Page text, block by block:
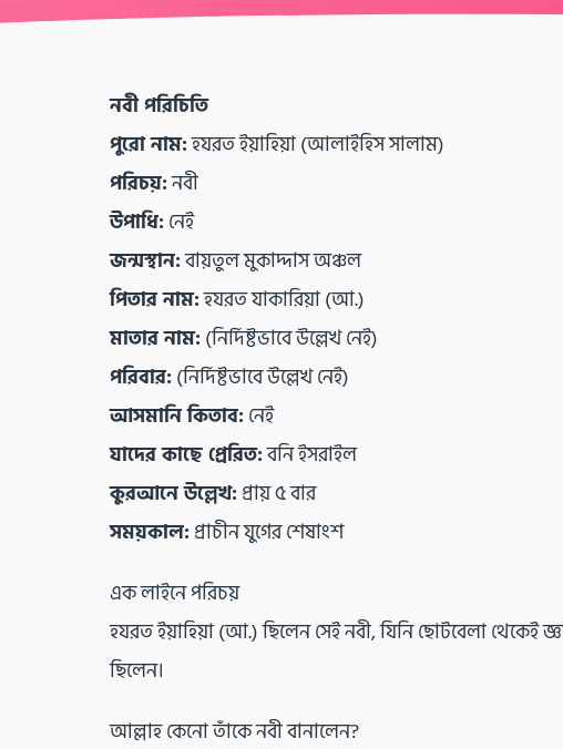
নবী পরিচিতি
পুরো নাম:হযরত ইয়াহিয়া (আলাইহিস সালাম)
পরিচয়:নবী
উপাধি: নেই
জন্মস্থান:বায়তুল মুকাদ্দাস অঞ্চল
পিতার নাম:হযরত যাকারিয়া (আ.)
মাতার নাম: (নির্দিষ্টভাবে উল্লেখ নেই)
পরিবার: (নির্দিষ্টভাবে উল্লেখ নেই)
আসমানি কিতাব: নেই
যাদের কাছে প্রেরিত:বনি ইসরাইল
কুরআনে উল্লেখ: প্রায় ৫ বার
সময়কাল: প্রাচীন যুগের শেষাংশ
এক লাইনে পরিচয়
হযরত ইয়াহিয়া (আ.) ছিলেন সেই নবী, যিনি ছোটবেলা থেকেই
ছিলেন।
আল্লাহ কেনো তাঁকে নবী বানালেন?